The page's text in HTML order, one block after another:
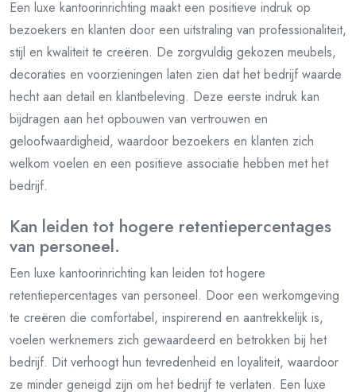
Een luxe kantoorinrichting maakt een positieve indruk op
bezoekers en klanten door een uitstraling van professionaliteit,
stijl en kwaliteit te creëren. De zorgvuldig gekozen meubels,
decoraties en voorzieningen laten zien dat het bedrijf waarde
hecht aan detail en klantbeleving. Deze eerste indruk kan
bijdragen aan het opbouwen van vertrouwen en
geloofwaardigheid, waardoor bezoekers en klanten zich
welkom voelen en een positieve associatie hebben met het
bedrijf.
Kan leiden tot hogere retentiepercentages
van personeel.
Een luxe kantoorinrichting kan leiden tot hogere
retentiepercentages van personeel. Door een werkomgeving
te creëren die comfortabel, inspirerend en aantrekkelijk is,
voelen werknemers zich gewaardeerd en betrokken bij het
bedrijf. Dit verhoogt hun tevredenheid en loyaliteit, waardoor
ze minder geneigd zijn om het bedrijf te verlaten. Een luxe